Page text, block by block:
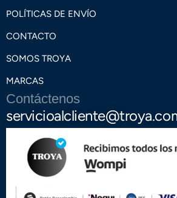
POLÍTICAS DE ENVÍO
CONTACTO
SOMOS TROYA
MARCAS
Contáctenos